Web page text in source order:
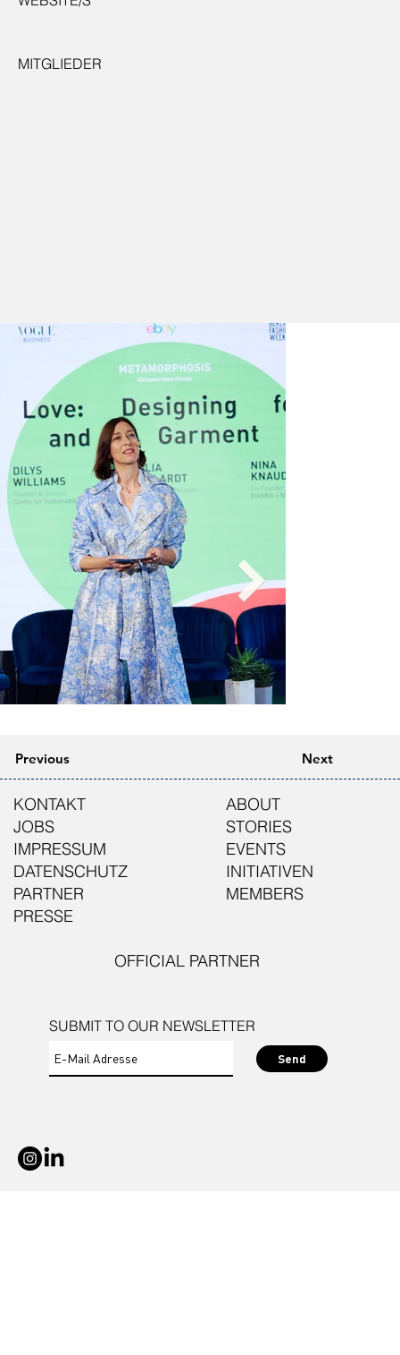
MITGLIEDER
Previous Next
SUBMIT TO OUR NEWSLETTER
Send
KONTAKT
JOBS
IMPRESSUM
DATENSCHUTZ
PARTNER
PRESSE
ABOUT
STORIES
EVENTS
INITIATIVEN
MEMBERS
OFFICIAL PARTNER